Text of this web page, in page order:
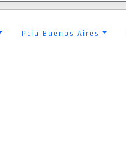
Pcia Buenos Aires